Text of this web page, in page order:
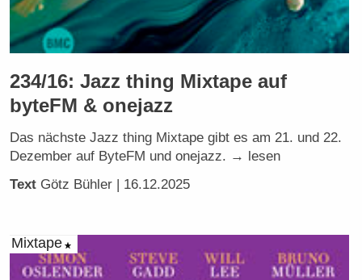
234/16: Jazz thing Mixtape auf
byteFM & onejazz
Das nächste Jazz thing Mixtape gibt es am 21. und 22.
Dezember auf ByteFM und onejazz. → lesen
Text Götz Bühler | 16.12.2025
Mixtape